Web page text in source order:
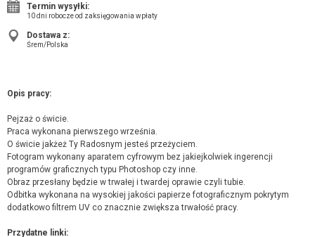
Termin wysyłki:
10 dni robocze od zaksięgowania wpłaty
Dostawa z:
Śrem/Polska
Opis pracy:
Pejzaż o świcie.
Praca wykonana pierwszego września.
O świcie jakżeż Ty Radosnym jesteś przeżyciem.
Fotogram wykonany aparatem cyfrowym bez jakiejkolwiek ingerencji
programów graficznych typu Photoshop czy inne.
Obraz przesłany będzie w trwałej i twardej oprawie czyli tubie.
Odbitka wykonana na wysokiej jakości papierze fotograficznym pokrytym
dodatkowo filtrem UV co znacznie zwiększa trwałość pracy.
Przydatne linki: